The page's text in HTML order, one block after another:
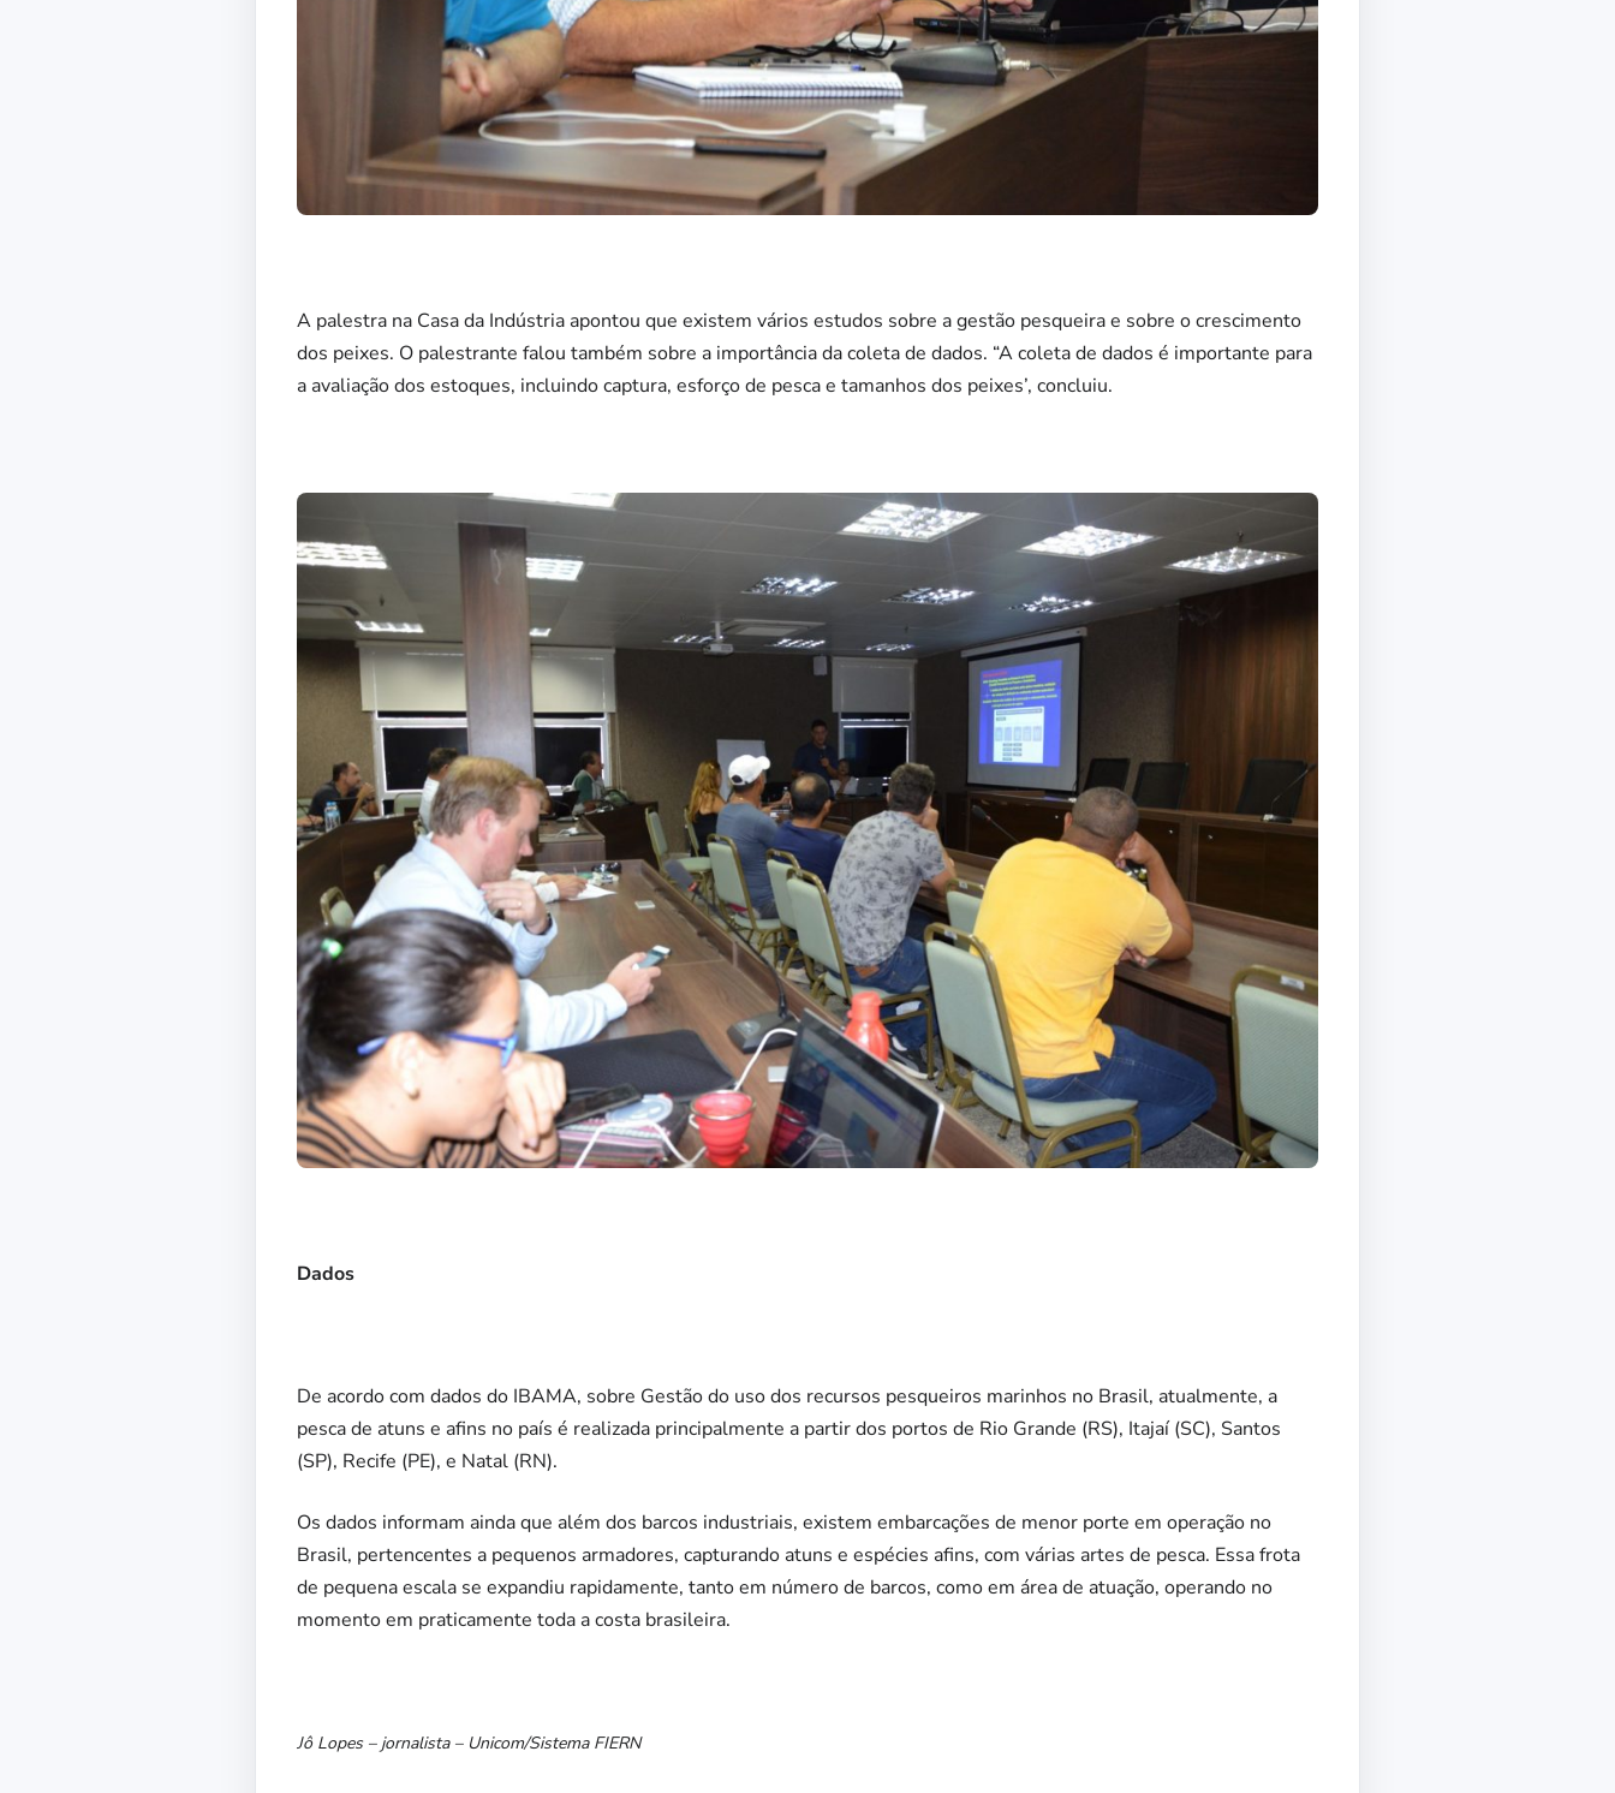
A palestra na Casa da Indústria apontou que existem vários estudos sobre a gestão pesqueira e sobre o crescimento
dos peixes. O palestrante falou também sobre a importância da coleta de dados. “A coleta de dados é importante para
a avaliação dos estoques, incluindo captura, esforço de pesca e tamanhos dos peixes’, concluiu.
Dados
De acordo com dados do IBAMA, sobre Gestão do uso dos recursos pesqueiros marinhos no Brasil, atualmente, a
pesca de atuns e afins no país é realizada principalmente a partir dos portos de Rio Grande (RS), Itajaí (SC), Santos
(SP), Recife (PE), e Natal (RN).
Os dados informam ainda que além dos barcos industriais, existem embarcações de menor porte em operação no
Brasil, pertencentes a pequenos armadores, capturando atuns e espécies afins, com várias artes de pesca. Essa frota
de pequena escala se expandiu rapidamente, tanto em número de barcos, como em área de atuação, operando no
momento em praticamente toda a costa brasileira.
Jô Lopes – jornalista – Unicom/Sistema FIERN